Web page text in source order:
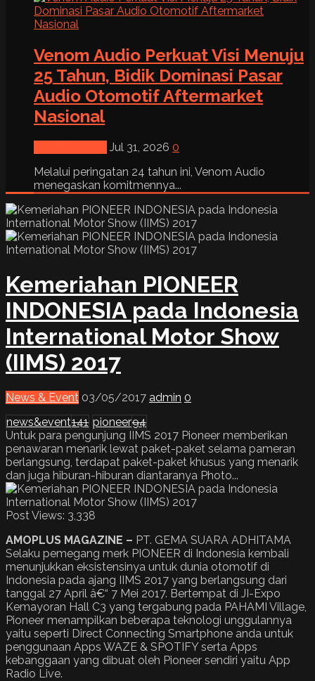
Venom Audio Perkuat Visi Menuju
25 Tahun, Bidik Dominasi Pasar
Audio Otomotif Aftermarket
Nasional
Jul 31, 2026 0
Melalui peringatan 24 tahun ini, Venom Audio
menegaskan komitmennya...
Kemeriahan PIONEER
INDONESIA pada Indonesia
International Motor Show
(IIMS) 2017
News & Event 03/05/2017 admin 0
news&event141 pioneer94
Untuk para pengunjung IIMS 2017 Pioneer memberikan
penawaran menarik lewat paket-paket selama pameran
berlangsung, terdapat paket-paket khusus yang menarik
dan juga hiburan-hiburan diantaranya Photo...
Post Views: 3,338
AMOPLUS MAGAZINE – PT. GEMA SUARA ADHITAMA
Selaku pemegang merk PIONEER di Indonesia kembali
menunjukkan eksistensinya untuk dunia otomotif di
Indonesia pada ajang IIMS 2017 yang berlangsung dari
tanggal 27 April â€“ 7 Mei 2017. Bertempat di JI-Expo
Kemayoran Hall C3 yang tergabung pada PAHAMI Village,
Pioneer menampilkan beberapa teknologi unggulannya
yaitu seperti Direct Connecting Smartphone anda untuk
penggunaan Apps WAZE & SPOTIFY serta Apps
kebanggaan yang dibuat oleh Pioneer sendiri yaitu App
Radio Live.